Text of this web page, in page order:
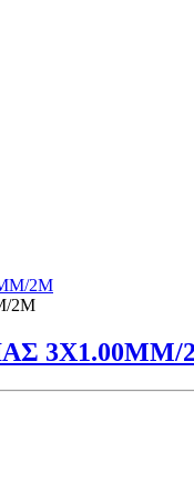
2Μ
3Χ1.00ΜΜ/